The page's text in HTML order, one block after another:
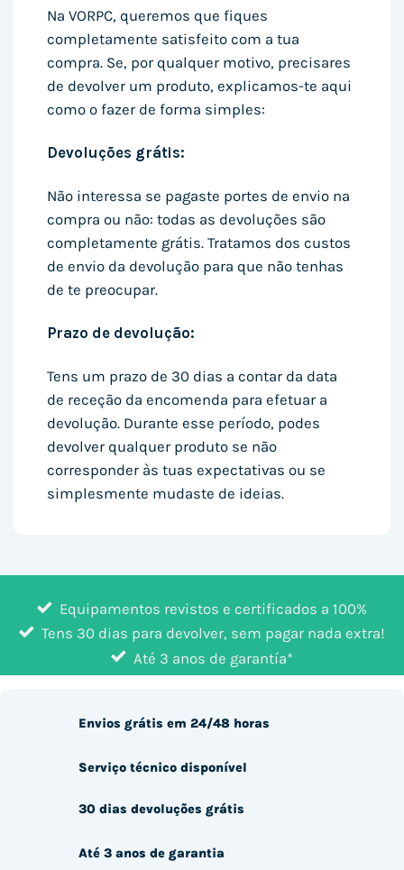
Na VORPC, queremos que fiques
completamente satisfeito com a tua
compra. Se, por qualquer motivo, precisares
de devolver um produto, explicamos-te aqui
como o fazer de forma simples:
Devoluções grátis:
Não interessa se pagaste portes de envio na
compra ou não: todas as devoluções são
completamente grátis. Tratamos dos custos
de envio da devolução para que não tenhas
de te preocupar.
Prazo de devolução:
Tens um prazo de 30 dias a contar da data
de receção da encomenda para efetuar a
devolução. Durante esse período, podes
devolver qualquer produto se não
corresponder às tuas expectativas ou se
simplesmente mudaste de ideias.
Equipamentos revistos e certificados a 100%
Tens 30 dias para devolver, sem pagar nada extra!
Até 3 anos de garantía*
Envios grátis em 24/48 horas
Serviço técnico disponível
30 dias devoluções grátis
Até 3 anos de garantia